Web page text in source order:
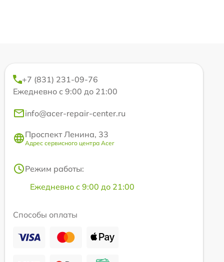
+7 (831) 231-09-76
Ежедневно с 9:00 до 21:00
info@acer-repair-center.ru
Проспект Ленина, 33
Адрес сервисного центра Acer
Режим работы:
Ежедневно с 9:00 до 21:00
Способы оплаты